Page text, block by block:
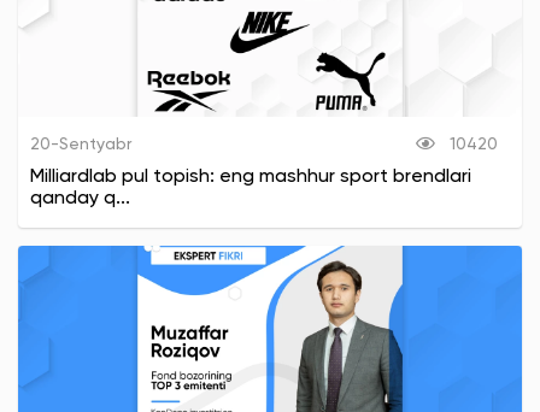
20-Sentyabr 10420
Milliardlab pul topish: eng mashhur sport brendlari
qanday q...